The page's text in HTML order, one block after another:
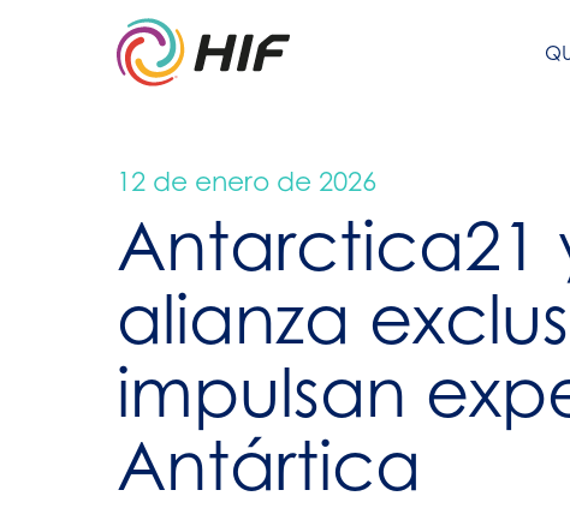
12 de enero de 2026
Antarctica21
alianza
impulsan
Antártica